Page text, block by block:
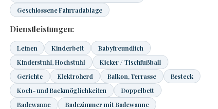
Geschlossene Fahrradablage
Dienstleistungen:
Leinen Kinderbett
Babyfreundlich
Kinderstuhl, Hochstuhl
Kicker / Tischfußball
Gerichte
Elektroherd Balkon, Terrasse
Besteck
Koch- und Backmöglichkeiten
Doppelbett
Badewanne
Badezimmer mit Badewanne